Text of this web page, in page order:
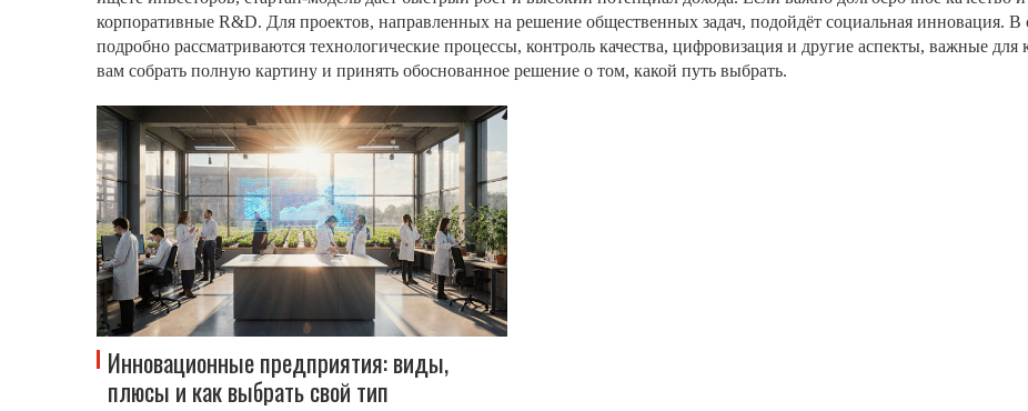
корпоративные R&D. Для проектов, направленных на решение общественных задач, подойдёт социальная инновация. В
подробно рассматриваются технологические процессы, контроль качества, цифровизация и другие аспекты, важные
вам собрать полную картину и принять обоснованное решение о том, какой путь выбрать.
Инновационные предприятия: виды,
плюсы и как выбрать свой тип